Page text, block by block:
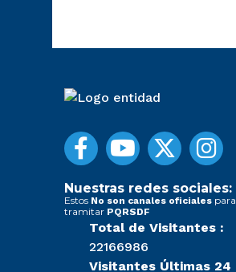
Nuestras redes sociales:
Estos No son canales oficiales para
tramitar PQRSDF
Total de Visitantes :
22166986
Visitantes Últimas 24